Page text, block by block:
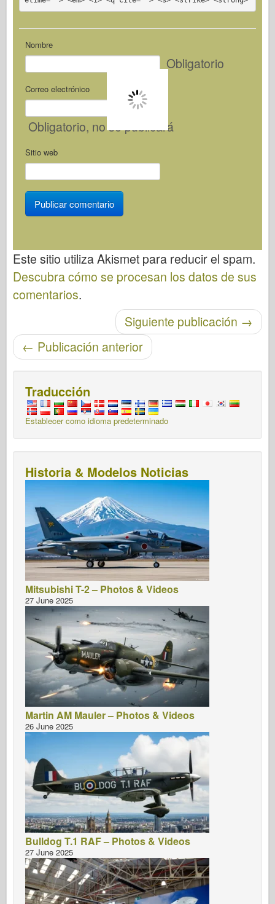
Nombre
Obligatorio
Correo electrónico
Obligatorio, no se publicará
Sitio web
Este sitio utiliza Akismet para reducir el spam.
Descubra cómo se procesan los datos de sus
comentarios.
Siguiente publicación →
← Publicación anterior
Traducción
Establecer como idioma predeterminado
Historia & Modelos Noticias
Mitsubishi T-2 – Photos & Videos
27 June 2025
Martin AM Mauler – Photos & Videos
26 June 2025
Bulldog T.1 RAF – Photos & Videos
27 June 2025